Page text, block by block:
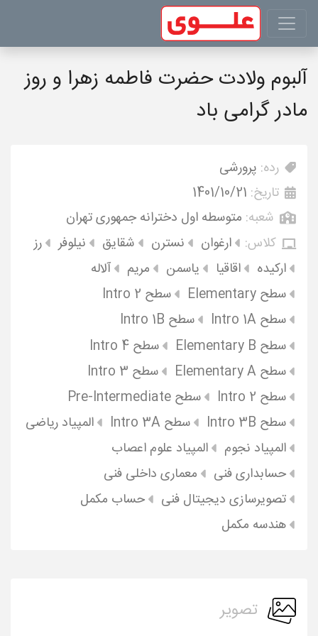
آلبوم ولادت حضرت فاطمه زهرا و روز
مادر گرامی باد
رده: پرورشی
تاریخ: 1401/10/21
شعبه: متوسطه اول دخترانه جمهوری تهران
کلاس:
ارغوان نسترن شقایق نیلوفر
رز
ارکیده
اقاقیا یاسمن مریم
آلاله
سطح Elementary
سطح Intro 2
سطح Intro 1A
سطح Intro 1B
سطح Elementary B
سطح Intro 4
سطح Elementary A
سطح Intro 3
سطح Intro 2
سطح Pre-Intermediate
سطح Intro 3B
سطح Intro 3A
المپیاد ریاضی
المپیاد نجوم
المپیاد علوم اعصاب
حسابداری فنی
معماری داخلی فنی
تصویرسازی دیجیتال فنی
حساب مکمل
هندسه مکمل
تصویر